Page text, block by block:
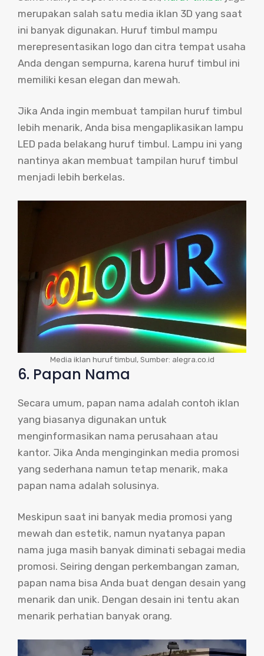
merupakan salah satu media iklan 3D yang saat
ini banyak digunakan. Huruf timbul mampu
merepresentasikan logo dan citra tempat usaha
Anda dengan sempurna, karena huruf timbul ini
memiliki kesan elegan dan mewah.
Jika Anda ingin membuat tampilan huruf timbul
lebih menarik, Anda bisa mengaplikasikan lampu
LED pada belakang huruf timbul. Lampu ini yang
nantinya akan membuat tampilan huruf timbul
menjadi lebih berkelas.
Media iklan huruf timbul, Sumber: alegra.co.id
6. Papan Nama
Secara umum, papan nama adalah contoh iklan
yang biasanya digunakan untuk
menginformasikan nama perusahaan atau
kantor. Jika Anda menginginkan media promosi
yang sederhana namun tetap menarik, maka
papan nama adalah solusinya.
Meskipun saat ini banyak media promosi yang
mewah dan estetik, namun nyatanya papan
nama juga masih banyak diminati sebagai media
promosi. Seiring dengan perkembangan zaman,
papan nama bisa Anda buat dengan desain yang
menarik dan unik. Dengan desain ini tentu akan
menarik perhatian banyak orang.